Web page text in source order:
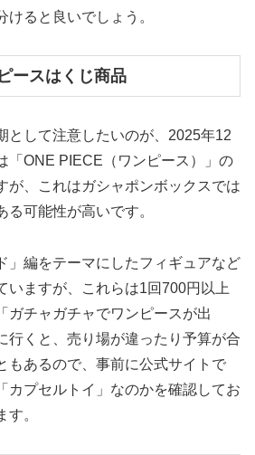
けると良いでしょう。
ースはくじ商品
として注意したいのが、2025年12
「ONE PIECE（ワンピース）」の
が、これはガシャポンボックスでは
可能性が高いです。
」編をテーマにしたフィギュアなど
いますが、これらは1回700円以上
ガチャガチャでワンピースが出
行くと、売り場が違ったり予算が合
もあるので、事前に公式サイトで
カプセルトイ」なのかを確認してお
す。